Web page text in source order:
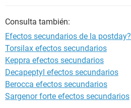
Consulta también:
Efectos secundarios de la postday?
Torsilax efectos secundarios
Keppra efectos secundarios
Decapeptyl efectos secundarios
Berocca efectos secundarios
Sargenor forte efectos secundarios